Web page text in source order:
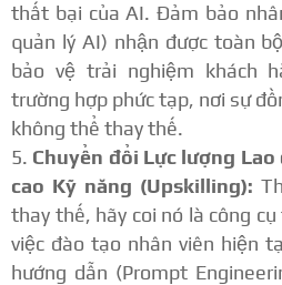
thất bại của AI. Đảm bảo
quản lý AI) nhận được toàn
bảo vệ trải nghiệm khách
trường hợp phức tạp, nơi sự
không thể thay thế.
Chuyển đổi Lực lượng
cao Kỹ năng (Upskilling):
thay thế, hãy coi nó là công
việc đào tạo nhân viên hiện
hướng dẫn (Prompt